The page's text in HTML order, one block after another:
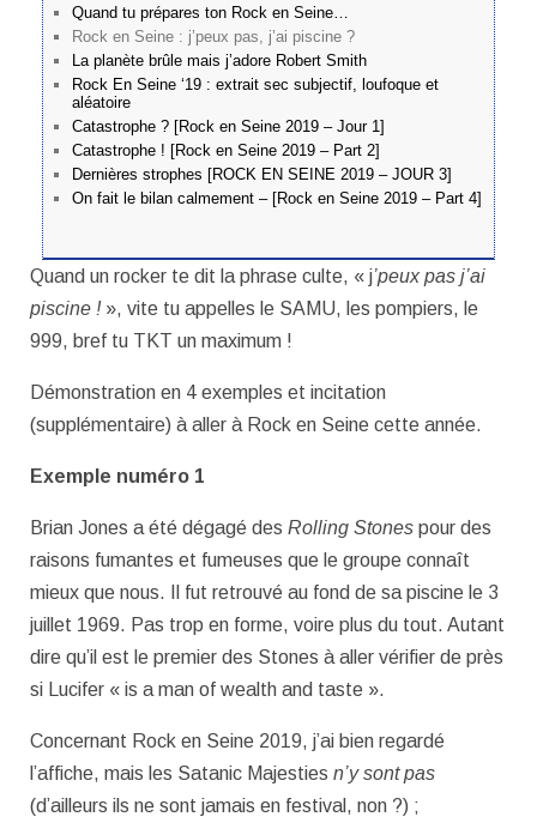
Quand tu prépares ton Rock en Seine…
Rock en Seine : j’peux pas, j’ai piscine ?
La planète brûle mais j’adore Robert Smith
Rock En Seine ‘19 : extrait sec subjectif, loufoque et
aléatoire
Catastrophe ? [Rock en Seine 2019 – Jour 1]
Catastrophe ! [Rock en Seine 2019 – Part 2]
Dernières strophes [ROCK EN SEINE 2019 – JOUR 3]
On fait le bilan calmement – [Rock en Seine 2019 – Part 4]
Quand un rocker te dit la phrase culte, « j’peux pas j’ai
piscine !», vite tu appelles le SAMU, les pompiers, le
999, bref tu TKT un maximum !
Démonstration en 4 exemples et incitation
(supplémentaire) à aller à Rock en Seine cette année.
Exemple numéro 1
Brian Jones a été dégagé des Rolling Stones pour des
raisons fumantes et fumeuses que le groupe connaît
mieux que nous. Il fut retrouvé au fond de sa piscine le 3
juillet 1969. Pas trop en forme, voire plus du tout. Autant
dire qu’il est le premier des Stones à aller vérifier de près
si Lucifer « is a man of wealth and taste ».
Concernant Rock en Seine 2019, j’ai bien regardé
l’affiche, mais les Satanic Majesties n’y sont pas
(d’ailleurs ils ne sont jamais en festival, non ?) ;